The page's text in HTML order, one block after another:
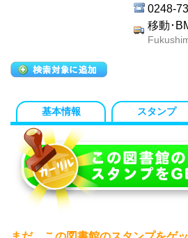
0248-
移動･
基本情報 スタンプ